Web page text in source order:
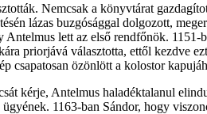
Nemcsak a könyvtárat
lázas buzgósággal dolgozott,
lett az első rendfőnök.
priorjává választotta, ettől kezdve
csapatosan özönlött a kolostor
kérje, Antelmus haladéktalanul
1163-ban Sándor, hogy